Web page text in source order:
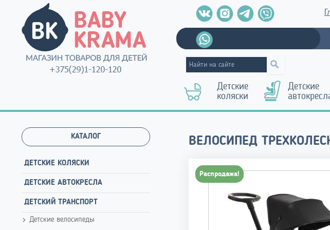
Детские
коляски
Детские
КАТАЛОГ
ДЕТСКИЕ КОЛЯСКИ
ДЕТСКИЕ АВТОКРЕСЛА
ДЕТСКИЙ ТРАНСПОРТ
Детские велосипеды
ВЕЛОСИПЕД
Распродажа!